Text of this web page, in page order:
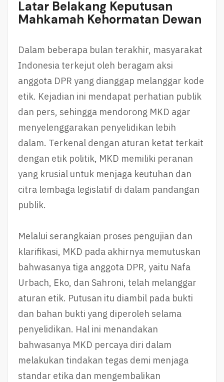
Latar Belakang Keputusan
Mahkamah Kehormatan Dewan
Dalam beberapa bulan terakhir, masyarakat
Indonesia terkejut oleh beragam aksi
anggota DPR yang dianggap melanggar kode
etik. Kejadian ini mendapat perhatian publik
dan pers, sehingga mendorong MKD agar
menyelenggarakan penyelidikan lebih
dalam. Terkenal dengan aturan ketat terkait
dengan etik politik, MKD memiliki peranan
yang krusial untuk menjaga keutuhan dan
citra lembaga legislatif di dalam pandangan
publik.
Melalui serangkaian proses pengujian dan
klarifikasi, MKD pada akhirnya memutuskan
bahwasanya tiga anggota DPR, yaitu Nafa
Urbach, Eko, dan Sahroni, telah melanggar
aturan etik. Putusan itu diambil pada bukti
dan bahan bukti yang diperoleh selama
penyelidikan. Hal ini menandakan
bahwasanya MKD percaya diri dalam
melakukan tindakan tegas demi menjaga
standar etika dan mengembalikan